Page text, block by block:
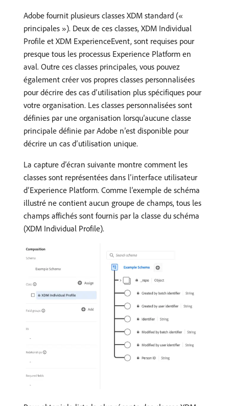
Adobe fournit plusieurs classes XDM standard («
principales »). Deux de ces classes, XDM Individual
Profile et XDM ExperienceEvent, sont requises pour
presque tous les processus Experience Platform en
aval. Outre ces classes principales, vous pouvez
également créer vos propres classes personnalisées
pour décrire des cas d’utilisation plus spécifiques pour
votre organisation. Les classes personnalisées sont
définies par une organisation lorsqu’aucune classe
principale définie par Adobe n’est disponible pour
décrire un cas d’utilisation unique.
La capture d’écran suivante montre comment les
classes sont représentées dans l’interface utilisateur
d’Experience Platform. Comme l’exemple de schéma
illustré ne contient aucun groupe de champs, tous les
champs affichés sont fournis par la classe du schéma
(XDM Individual Profile).